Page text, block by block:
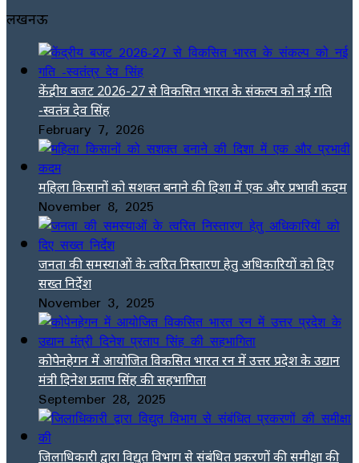
लखनऊ
केंद्रीय बजट 2026-27 से विकसित भारत के संकल्प को नई गति
-स्वतंत्र देव सिंह
February 7, 2026
महिला किसानों को सशक्त बनाने की दिशा में एक और प्रभावी कदम
November 8, 2025
जनता की समस्याओं के त्वरित निस्तारण हेतु अधिकारियों को दिए
सख्त निर्देश
November 3, 2025
कोपेनहेगन में आयोजित विकसित भारत रन में उत्तर प्रदेश के उद्यान
मंत्री दिनेश प्रताप सिंह की सहभागिता
September 28, 2025
जिलाधिकारी द्वारा विद्युत विभाग से संबंधित प्रकरणों की समीक्षा की